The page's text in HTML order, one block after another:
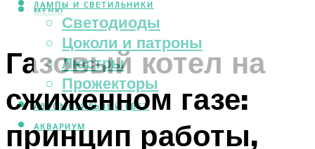
ЛАМПЫ И СВЕТИЛЬНИКИ
Светодиоды
Цоколи и патроны
Люстры
Прожекторы
АВТОМОБИЛЬНЫЙ СВЕТ
АКВАРИУМ
МЕНЮ
Газовый котел на
сжиженном газе:
принцип работы,